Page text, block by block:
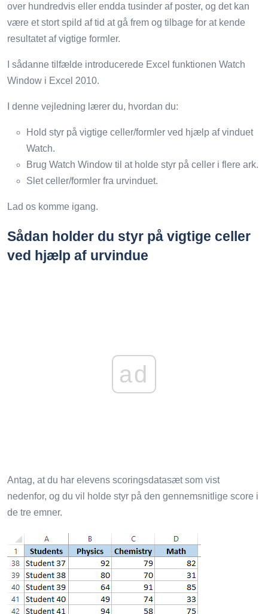
over hundredvis eller endda tusinder af poster, og det kan
være et stort spild af tid at gå frem og tilbage for at kende
resultatet af vigtige formler.
I sådanne tilfælde introducerede Excel funktionen Watch
Window i Excel 2010.
I denne vejledning lærer du, hvordan du:
Hold styr på vigtige celler/formler ved hjælp af vinduet
Watch.
Brug Watch Window til at holde styr på celler i flere ark.
Slet celler/formler fra urvinduet.
Lad os komme igang.
Sådan holder du styr på vigtige celler
ved hjælp af urvindue
ad
Antag, at du har elevens scoringsdatasæt som vist
nedenfor, og du vil holde styr på den gennemsnitlige score i
de tre emner.